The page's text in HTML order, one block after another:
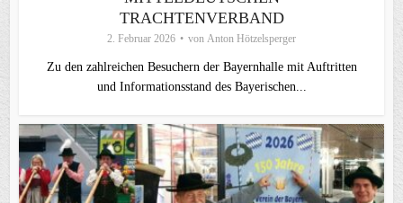
TRACHTENVERBAND
2. Februar 2026 von Anton Hötzelsperger
Zu den zahlreichen Besuchern der Bayernhalle mit Auftritten
und Informationsstand des Bayerischen...